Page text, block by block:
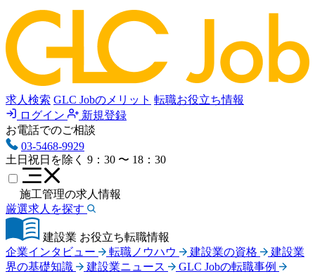
求人検索 GLC Jobのメリット 転職お役立ち情報
ログイン
新規登録
お電話でのご相談
03-5468-9929
土日祝日を除く 9：30 〜 18：30
施工管理の求人情報
厳選求人を探す
建設業 お役立ち転職情報
企業インタビュー
転職ノウハウ 建設業の資格
建設業
界の基礎知識
建設業ニュース
GLC Jobの転職事例